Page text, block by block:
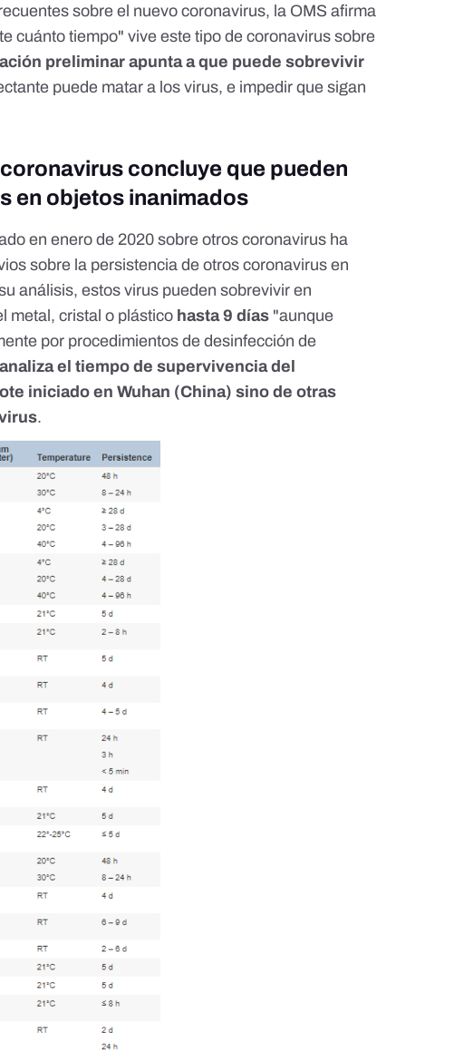
sobre el nuevo coronavirus, la OMS afirma
cuánto tiempo" vive este tipo de coronavirus sobre
preliminar apunta a que puede ‎sobrevivir
puede matar a los virus, ‎e impedir que sigan
concluye que pueden
en objetos inanimados
en enero de 2020 sobre otros coronavirus ha
sobre la persistencia de otros coronavirus en
análisis, estos virus pueden sobrevivir en
metal, cristal o plástico hasta 9 días "aunque
por procedimientos de desinfección de
el tiempo de supervivencia del
iniciado en Wuhan (China) sino de otras
.